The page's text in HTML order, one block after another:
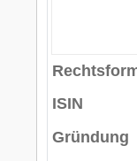
ISIN
Gründung